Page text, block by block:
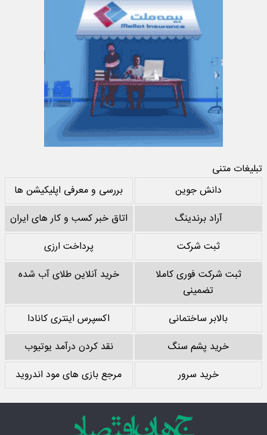
تبلیغات متنی
دانش جوین
بررسی و معرفی اپلیکیشن ها
آراد برندینگ
اتاق خبر کسب و کار های ایران
ثبت شرکت
پرداخت ارزی
ثبت شرکت فوری کاملا
تضمینی
خرید آنلاین طلای آب شده
بالابر ساختمانی
اکسپرس اینتری کانادا
خرید پشم سنگ
نقد کردن درآمد یوتیوب
خرید سرور
مرجع بازی های مود اندروید